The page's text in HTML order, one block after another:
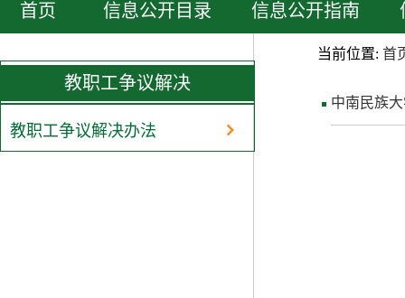
首页 信息公开目录 信息公开指南
教职工争议解决
教职工争议解决办法
当前位置: 首
中南民族